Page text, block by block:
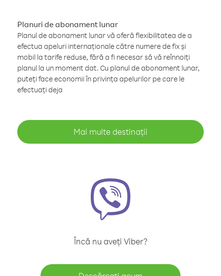
Planuri de abonament lunar
Planul de abonament lunar vă oferă flexibilitatea de a
efectua apeluri internaționale către numere de fix și
mobil la tarife reduse, fără a fi necesar să vă reînnoiți
planul la un moment dat. Cu planul de abonament lunar,
puteți face economii în privința apelurilor pe care le
efectuați deja
Mai multe destinații
Încă nu aveți Viber?